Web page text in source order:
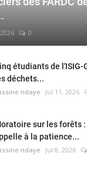
0
étudiants de
déchets...
ndaye Jul 11, 2026
sur les forêts
à la patience...
ndaye Jul 8, 2026